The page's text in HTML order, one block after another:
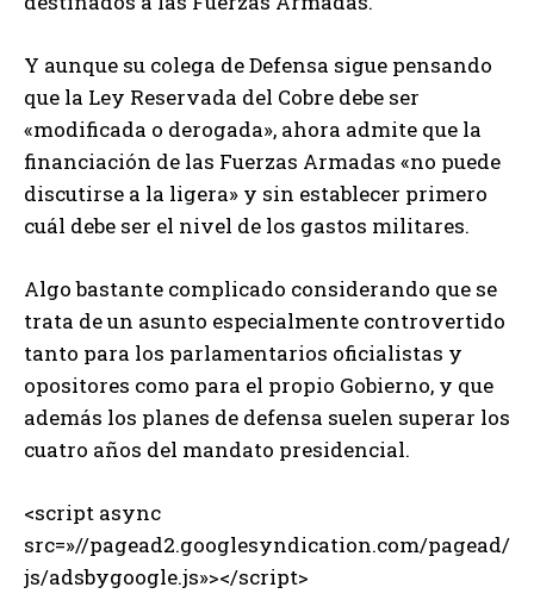
Y aunque su colega de Defensa sigue pensando
que la Ley Reservada del Cobre debe ser
«modificada o derogada», ahora admite que la
financiación de las Fuerzas Armadas «no puede
discutirse a la ligera» y sin establecer primero
cuál debe ser el nivel de los gastos militares.
Algo bastante complicado considerando que se
trata de un asunto especialmente controvertido
tanto para los parlamentarios oficialistas y
opositores como para el propio Gobierno, y que
además los planes de defensa suelen superar los
cuatro años del mandato presidencial.
<script async
src=»//pagead2.googlesyndication.com/pagead/
js/adsbygoogle.js»></script>